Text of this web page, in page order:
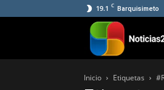
19.1 C Barquisimeto
Inicio Etiquetas